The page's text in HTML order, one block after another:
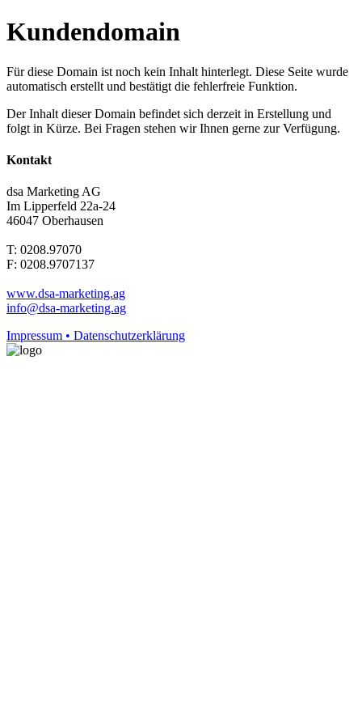
Kundendomain
Für diese Domain ist noch kein Inhalt hinterlegt. Diese Seite wurde
automatisch erstellt und bestätigt die fehlerfreie Funktion.
Der Inhalt dieser Domain befindet sich derzeit in Erstellung und
folgt in Kürze. Bei Fragen stehen wir Ihnen gerne zur Verfügung.
Kontakt
dsa Marketing AG
Im Lipperfeld 22a-24
46047 Oberhausen
T: 0208.97070
F: 0208.9707137
www.dsa-marketing.ag
info@dsa-marketing.ag
Impressum • Datenschutzerklärung